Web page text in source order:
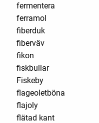
fermentera
ferramol
fiberduk
fiberväv
fikon
fiskbullar
Fiskeby
flageoletböna
flajoly
flätad kant